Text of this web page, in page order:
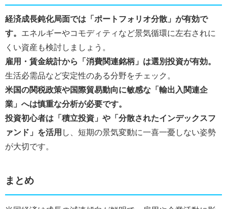
経済成長鈍化局面では「ポートフォリオ分散」が有効で
す。 エネルギーやコモディティなど景気循環に左右されに
くい資産も検討しましょう。
雇用・賃金統計から「消費関連銘柄」は選別投資が有効。
生活必需品など安定性のある分野をチェック。
米国の関税政策や国際貿易動向に敏感な「輸出入関連企
業」へは慎重な分析が必要です。
投資初心者は「積立投資」や「分散されたインデックスフ
ァンド」を活用し、短期の景気変動に一喜一憂しない姿勢
が大切です。
まとめ